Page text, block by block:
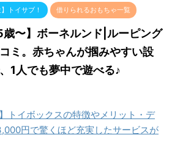
】トイサブ！ 借りられるおもちゃ一覧
歳〜】ボーネルンド|ルーピング
ミ。赤ちゃんが掴みやすい設
1人でも夢中で遊べる♪
トイボックスの特徴やメリット・デ
円で驚くほど充実したサービスが